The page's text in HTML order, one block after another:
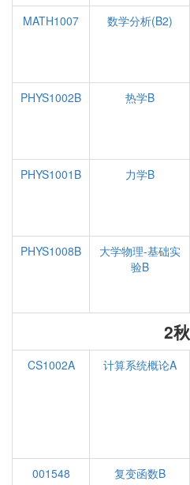
MATH1007
数学分析(B2)
PHYS1002B
热学B
PHYS1001B
力学B
PHYS1008B
大学物理-基础实
验B
2秋
CS1002A 计算系统概论A
001548
复变函数B